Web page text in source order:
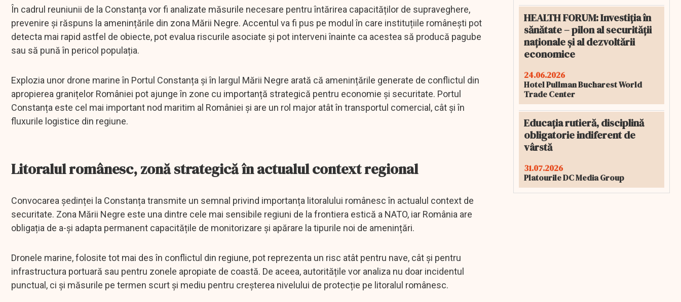
În cadrul reuniunii de la Constanța vor fi analizate măsurile necesare pentru întărirea capacităților de supraveghere,
prevenire și răspuns la amenințările din zona Mării Negre. Accentul va fi pus pe modul în care instituțiile românești pot
detecta mai rapid astfel de obiecte, pot evalua riscurile asociate și pot interveni înainte ca acestea să producă pagube
sau să pună în pericol populația.
Explozia unor drone marine în Portul Constanța și în largul Mării Negre arată că amenințările generate de conflictul din
apropierea granițelor României pot ajunge în zone cu importanță strategică pentru economie și securitate. Portul
Constanța este cel mai important nod maritim al României și are un rol major atât în transportul comercial, cât și în
fluxurile logistice din regiune.
Litoralul românesc, zonă strategică în actualul context regional
Convocarea ședinței la Constanța transmite un semnal privind importanța litoralului românesc în actualul context de
securitate. Zona Mării Negre este una dintre cele mai sensibile regiuni de la frontiera estică a NATO, iar România are
obligația de a-și adapta permanent capacitățile de monitorizare și apărare la tipurile noi de amenințări.
Dronele marine, folosite tot mai des în conflictul din regiune, pot reprezenta un risc atât pentru nave, cât și pentru
infrastructura portuară sau pentru zonele apropiate de coastă. De aceea, autoritățile vor analiza nu doar incidentul
punctual, ci și măsurile pe termen scurt și mediu pentru creșterea nivelului de protecție pe litoralul românesc.
HEALTH FORUM: Investiția în
sănătate – pilon al securității
naționale și al dezvoltării
economice
24.06.2026
Hotel Pullman Bucharest World
Trade Center
Educația rutieră, disciplină
obligatorie indiferent de
vârstă
31.07.2026
Platourile DC Media Group